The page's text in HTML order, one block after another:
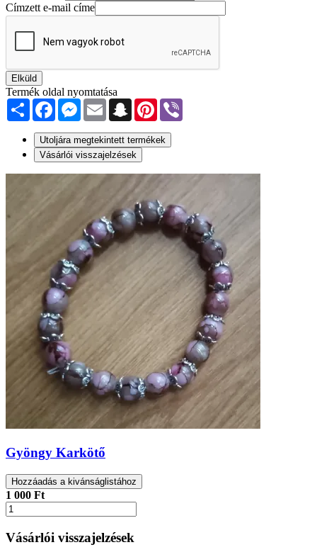
Címzett e-mail címe
Elküld
Termék oldal nyomtatása
Share FacebookMessenger
Email SnapchatPinterest
Utoljára megtekintett termékek
Vásárlói visszajelzések
Gyöngy Karkötő
Hozzáadás a kivánságlistához
1 000 Ft
Vásárlói visszajelzések